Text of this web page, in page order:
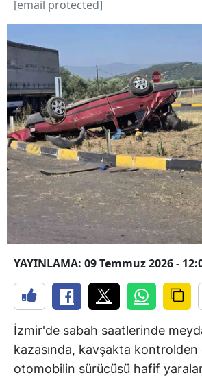
[email protected]
YAYINLAMA: 09 Temmuz 2026 -
İzmir'de sabah saatlerinde
kazasında, kavşakta kontrolden
otomobilin sürücüsü hafif